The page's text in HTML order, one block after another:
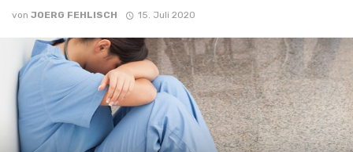
von JOERG FEHLISCH 15. Juli 2020